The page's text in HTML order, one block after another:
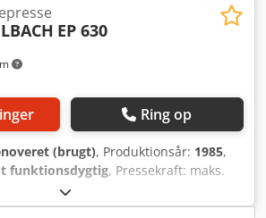
EP 630
Ring op
(brugt), Produktionsår: 1985,
funktionsdygtig, Pressekraft: maks.
maks. 375 mm Slaglængde:
Abegwv S Uj Tjck Vægt: 4.500 kg.